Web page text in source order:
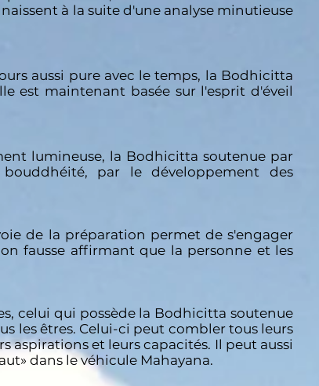
à la suite d'une analyse minutieuse
aussi pure avec le temps, la Bodhicitta
est maintenant basée sur l'esprit d'éveil
lumineuse, la Bodhicitta soutenue par
par le développement des
de la préparation permet de s'engager
fausse affirmant que la personne et les
celui qui possède la Bodhicitta soutenue
les êtres. Celui-ci peut combler tous leurs
et leurs capacités. Il peut aussi
dans le véhicule Mahayana.